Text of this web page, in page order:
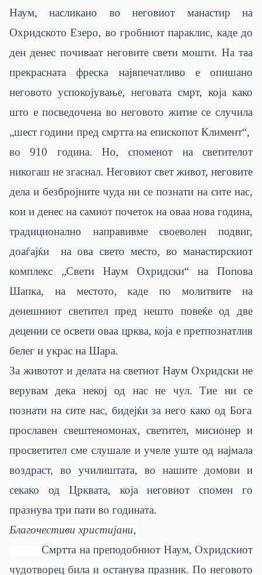
Наум, насликано во неговиот манастир на
Охридското Езеро, во гробниот параклис, каде до
ден денес почиваат неговите свети мошти. На таа
прекрасната фреска највпечатливо е опишано
неговото успокојување, неговата смрт, која како
што е посведочена во неговото житие се случила
„шест години пред смртта на епископот Климент“,
во 910 година. Но, споменот на светителот
никогаш не згаснал. Неговиот свет живот, неговите
дела и безбројните чуда ни се познати на сите нас,
кои и денес на самиот почеток на оваа нова година,
традиционално направивме своеволен подвиг,
доаѓајќи на ова свето место, во манастирскиот
комплекс „Свети Наум Охридски“ на Попова
Шапка, на местото, каде по молитвите на
денешниот светител пред нешто повеќе од две
децении се освети оваа црква, која е претпознатлив
белег и украс на Шара.
За животот и делата на светиот Наум Охридски не
верувам дека некој од нас не чул. Тие ни сe
познати на сите нас, бидејќи за него како од Бога
прославен свештеномонах, светител, мисионер и
просветител сме слушале и учеле уште од најмала
воздраст, во училиштата, во нашите домови и
секако од Црквата, која неговиот спомен го
празнува три пати во годината.
Благочестиви христијани,
Смртта на преподобниот Наум, Охридскиот
чудотворец била и останува празник. По неговото